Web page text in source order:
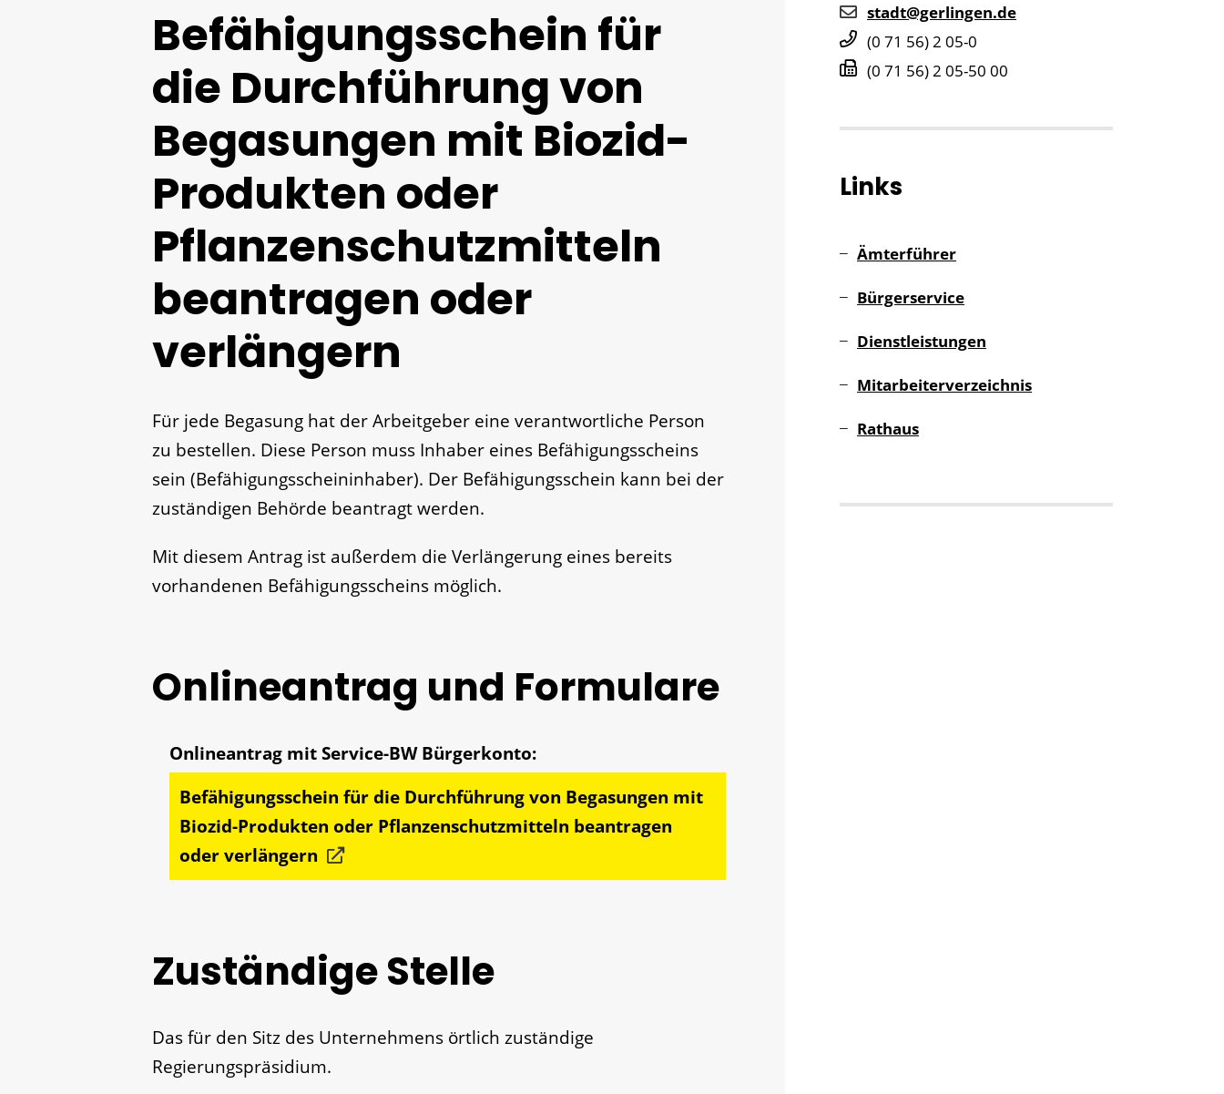
Befähigungsschein für
die Durchführung von
Begasungen mit Biozid-
Produkten oder
Pflanzenschutzmitteln
beantragen oder
verlängern
Für jede Begasung hat der Arbeitgeber eine verantwortliche Person
zu bestellen. Diese Person muss Inhaber eines Befähigungsscheins
sein (Befähigungsscheininhaber). Der Befähigungsschein kann bei der
zuständigen Behörde beantragt werden.
Mit diesem Antrag ist außerdem die Verlängerung eines bereits
vorhandenen Befähigungsscheins möglich.
Onlineantrag und Formulare
Befähigungsschein für die Durchführung von Begasungen mit
Biozid-Produkten oder Pflanzenschutzmitteln beantragen
oder verlängern
Zuständige Stelle
Das für den Sitz des Unternehmens örtlich zuständige
Regierungspräsidium.
stadt@gerlingen.de
(0 71 56) 2 05-0
(0 71 56) 2 05-50 00
Links
Ämterführer
Bürgerservice
Dienstleistungen
Mitarbeiterverzeichnis
Rathaus